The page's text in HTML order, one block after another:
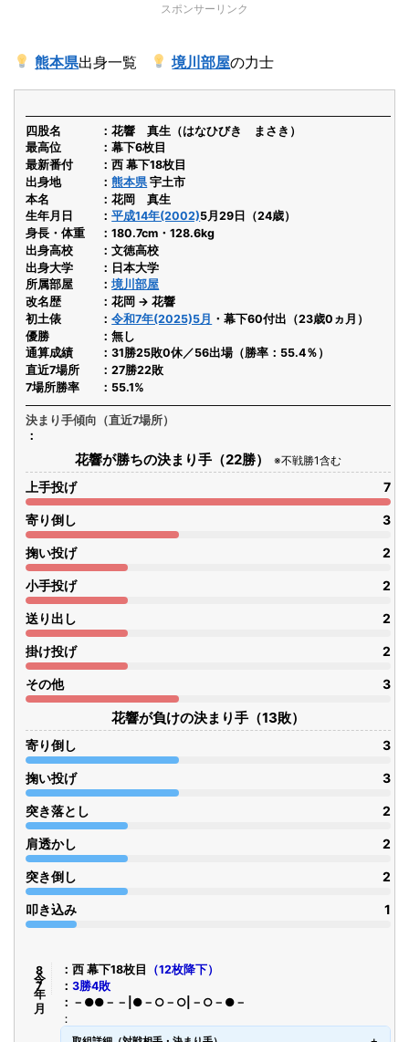
スポンサーリンク
熊本県出身一覧 境川部屋の力士
四股名
花響 真生（はなひびき まさき）
最高位
幕下6枚目
最新番付
西 幕下18枚目
出身地
熊本県 宇土市
本名
花岡 真生
生年月日
平成14年(2002)5月29日（24歳）
身長・体重
180.7cm・128.6kg
出身高校
文徳高校
出身大学
日本大学
所属部屋
境川部屋
改名歴
花岡 → 花響
初土俵
令和7年(2025)5月 ・幕下60付出（23歳0ヵ月）
優勝
無し
通算成績
31勝25敗0休／56出場（勝率：55.4％）
直近7場所
27勝22敗
7場所勝率
55.1%
決まり手傾向（直近7場所）
花響が勝ちの決まり手（22勝） ※不戦勝1含む
上手投げ 7
寄り倒し 3
掬い投げ 2
小手投げ 2
送り出し 2
掛け投げ 2
その他 3
花響が負けの決まり手（13敗）
寄り倒し 3
掬い投げ 3
突き落とし 2
肩透かし 2
突き倒し 2
叩き込み 1
令8年7月 西 幕下18枚目
（12枚降下）
3勝4敗
－●●－－|●－○－○|－○－●－